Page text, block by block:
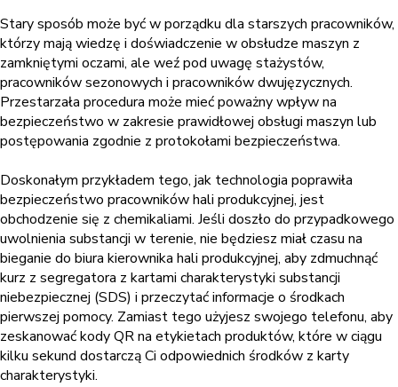
Stary sposób może być w porządku dla starszych pracowników,
którzy mają wiedzę i doświadczenie w obsłudze maszyn z
zamkniętymi oczami, ale weź pod uwagę stażystów,
pracowników sezonowych i pracowników dwujęzycznych.
Przestarzała procedura może mieć poważny wpływ na
bezpieczeństwo w zakresie prawidłowej obsługi maszyn lub
postępowania zgodnie z protokołami bezpieczeństwa.
Doskonałym przykładem tego, jak technologia poprawiła
bezpieczeństwo pracowników hali produkcyjnej, jest
obchodzenie się z chemikaliami. Jeśli doszło do przypadkowego
uwolnienia substancji w terenie, nie będziesz miał czasu na
bieganie do biura kierownika hali produkcyjnej, aby zdmuchnąć
kurz z segregatora z kartami charakterystyki substancji
niebezpiecznej (SDS) i przeczytać informacje o środkach
pierwszej pomocy. Zamiast tego użyjesz swojego telefonu, aby
zeskanować kody QR na etykietach produktów, które w ciągu
kilku sekund dostarczą Ci odpowiednich środków z karty
charakterystyki.